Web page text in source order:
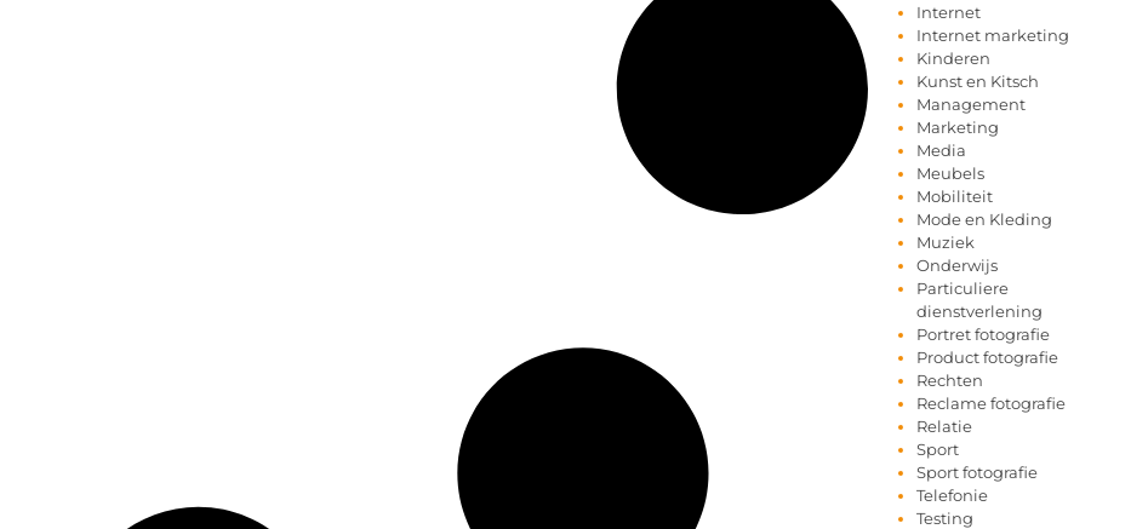
Internet
Internet marketing
Kinderen
Kunst en Kitsch
Management
Marketing
Media
Meubels
Mobiliteit
Mode en Kleding
Muziek
Onderwijs
Particuliere
dienstverlening
Portret fotografie
Product fotografie
Rechten
Reclame fotografie
Relatie
Sport
Sport fotografie
Telefonie
Testing